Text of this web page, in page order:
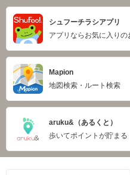
シュフーチラシアプリ
アプリならお気に入りの
Mapion
地図検索・ルート検索
aruku&（あるくと）
歩いてポイントが貯まる